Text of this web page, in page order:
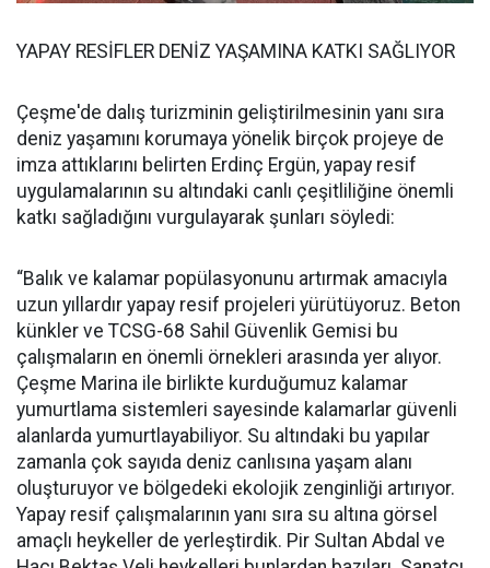
YAPAY RESİFLER DENİZ YAŞAMINA KATKI SAĞLIYOR
Çeşme'de dalış turizminin geliştirilmesinin yanı sıra
deniz yaşamını korumaya yönelik birçok projeye de
imza attıklarını belirten Erdinç Ergün, yapay resif
uygulamalarının su altındaki canlı çeşitliliğine önemli
katkı sağladığını vurgulayarak şunları söyledi:
“Balık ve kalamar popülasyonunu artırmak amacıyla
uzun yıllardır yapay resif projeleri yürütüyoruz. Beton
künkler ve TCSG-68 Sahil Güvenlik Gemisi bu
çalışmaların en önemli örnekleri arasında yer alıyor.
Çeşme Marina ile birlikte kurduğumuz kalamar
yumurtlama sistemleri sayesinde kalamarlar güvenli
alanlarda yumurtlayabiliyor. Su altındaki bu yapılar
zamanla çok sayıda deniz canlısına yaşam alanı
oluşturuyor ve bölgedeki ekolojik zenginliği artırıyor.
Yapay resif çalışmalarının yanı sıra su altına görsel
amaçlı heykeller de yerleştirdik. Pir Sultan Abdal ve